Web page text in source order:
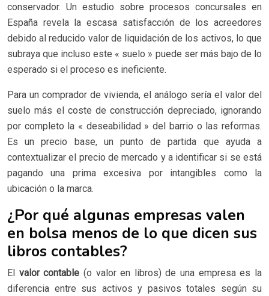
conservador. Un estudio sobre procesos concursales en
España revela la escasa satisfacción de los acreedores
debido al reducido valor de liquidación de los activos, lo que
subraya que incluso este « suelo » puede ser más bajo de lo
esperado si el proceso es ineficiente.
Para un comprador de vivienda, el análogo sería el valor del
suelo más el coste de construcción depreciado, ignorando
por completo la « deseabilidad » del barrio o las reformas.
Es un precio base, un punto de partida que ayuda a
contextualizar el precio de mercado y a identificar si se está
pagando una prima excesiva por intangibles como la
ubicación o la marca.
¿Por qué algunas empresas valen
en bolsa menos de lo que dicen sus
libros contables?
El valor contable (o valor en libros) de una empresa es la
diferencia entre sus activos y pasivos totales según su